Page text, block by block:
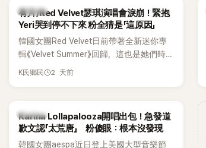
會？」直接點名她當年的風波。李智惠聽了
忍不住笑說：「哥怎麼連這個都知道？」李瑞
鎮則回嘴：「那時候新聞鬧那麼大，不知道
才奇怪吧。」一來一往，氣氛反而更加輕
鬆。 談到當年情況，李智惠終於鬆口坦
言，當時確實被質疑動過隆胸手術。她回
自站出來說清楚。 李智惠進一步解釋，當
時隆胸手術幾乎只有「腋下切開」一種方式，
味，引發大量批評。
K-POP
有片/Red Velvet瑟琪演唱會淚崩！緊抱
Yeri哭到停不下來 粉全猜是「這原因」
韓國女團Red Velvet日前帶著全新迷你專
輯《Velvet Summer》回歸，這也是她們時
隔2年再度推出新作品。為慶祝出道12週
度落淚，令人相當心疼。
K氏鄉民 2 天前
K-POP
Karina Lollapalooza開唱出包！急發道
歉文認「太荒唐」 粉傻眼：根本沒發現
韓國女團aespa近日登上美國大型音樂節